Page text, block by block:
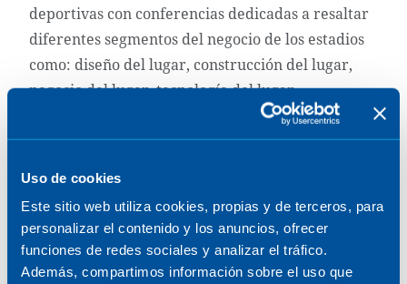
Uso de cookies
Este sitio web utiliza cookies, propias y de terceros, para
personalizar el contenido y los anuncios, ofrecer
funciones de redes sociales y analizar el tráfico.
Además, compartimos información sobre el uso que
deportivas con conferencias dedicadas a resaltar
diferentes segmentos del negocio de los estadios
como: diseño del lugar, construcción del lugar,
negocio del lugar, tecnología del lugar,
operaciones del lugar, seguridad del lugar, lugar
verde, lugar VIP (asientos premium), experiencia